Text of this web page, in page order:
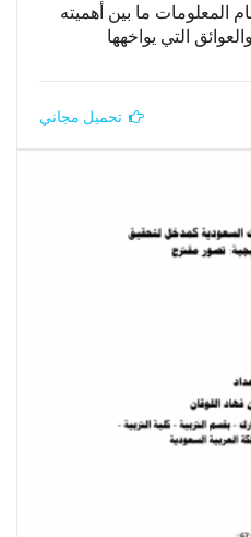
المعلومات ما بين أهميته
التي يواخهها
تحميل مجاني